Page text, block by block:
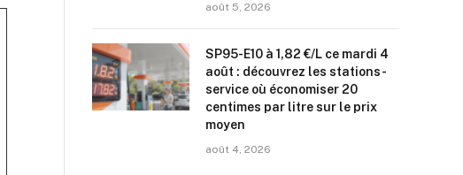
août 5, 2026
SP95-E10 à 1,82 €/L ce mardi 4
août : découvrez les stations-
service où économiser 20
centimes par litre sur le prix
moyen
août 4, 2026